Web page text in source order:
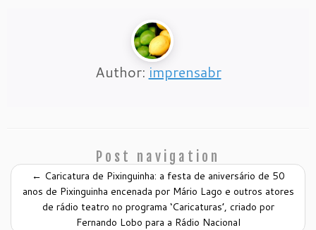
Author: imprensabr
Post navigation
← Caricatura de Pixinguinha: a festa de aniversário de 50
anos de Pixinguinha encenada por Mário Lago e outros atores
de rádio teatro no programa ‘Caricaturas’, criado por
Fernando Lobo para a Rádio Nacional